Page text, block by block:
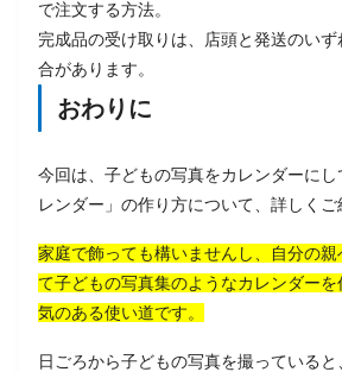
で注文する方法。
完成品の受け取りは、店頭と発送のい
合があります。
おわりに
今回は、子どもの写真をカレンダーにし
レンダー」の作り方について、詳しくご
家庭で飾っても構いませんし、自分の親
て子どもの写真集のようなカレンダーを
気のある使い道です。
日ごろから子どもの写真を撮っている